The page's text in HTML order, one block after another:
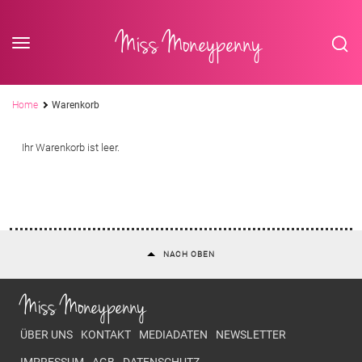
Miss Moneypenny
Pfadnavigation
Home Warenkorb
Ihr Warenkorb ist leer.
NACH OBEN
Miss Moneypenny
Footer menu
ÜBER UNS KONTAKT MEDIADATEN NEWSLETTER